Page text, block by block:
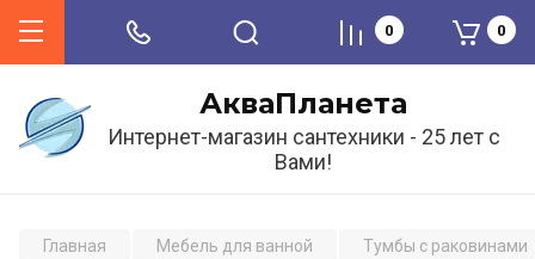
АкваПланета
Интернет-магазин сантехники - 25 лет с
Вами!
0 0
Главная Мебель для ванной Тумбы с раковинами